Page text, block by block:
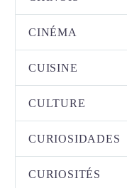
CINÉMA
CUISINE
CULTURE
CURIOSIDADES
CURIOSITÉS